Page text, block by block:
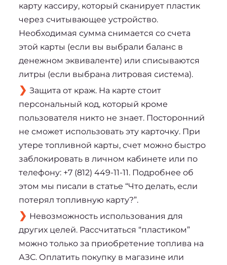
карту кассиру, который сканирует пластик
через считывающее устройство.
Необходимая сумма снимается со счета
этой карты (если вы выбрали баланс в
денежном эквиваленте) или списываются
литры (если выбрана литровая система).
Защита от краж. На карте стоит
персональный код, который кроме
пользователя никто не знает. Посторонний
не сможет использовать эту карточку. При
утере топливной карты, счет можно быстро
заблокировать в личном кабинете или по
телефону: +7 (812) 449-11-11. Подробнее об
этом мы писали в статье “Что делать, если
потерял топливную карту?”.
Невозможность использования для
других целей. Рассчитаться “пластиком”
можно только за приобретение топлива на
АЗС. Оплатить покупку в магазине или